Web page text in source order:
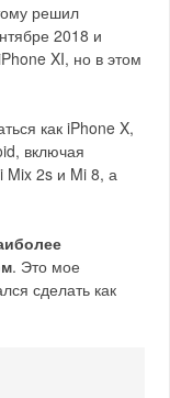
решил
2018 и
XI, но в этом
как iPhone X,
включая
Mix 2s и Mi 8, а
. Это мое
сделать как